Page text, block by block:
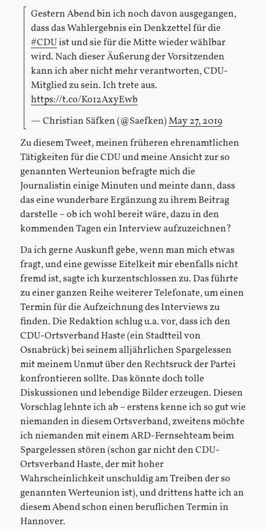
Gestern Abend bin ich noch davon ausgegangen,
dass das Wahlergebnis ein Denkzettel für die
#CDUist und sie für die Mitte wieder wählbar
wird. Nach dieser Äußerung der Vorsitzenden
kann ich aber nicht mehr verantworten, CDU-
Mitglied zu sein. Ich trete aus.
https://t.co/Ko12AxyEwb
— Christian Säfken (@Saefken)May 27, 2019
Zu diesem Tweet, meinen früheren ehrenamtlichen
Tätigkeiten für die CDU und meine Ansicht zur so
genannten Werteunion befragte mich die
Journalistin einige Minuten und meinte dann, dass
das eine wunderbare Ergänzung zu ihrem Beitrag
darstelle – ob ich wohl bereit wäre, dazu in den
kommenden Tagen ein Interview aufzuzeichnen?
Da ich gerne Auskunft gebe, wenn man mich etwas
fragt, und eine gewisse Eitelkeit mir ebenfalls nicht
fremd ist, sagte ich kurzentschlossen zu. Das führte
zu einer ganzen Reihe weiterer Telefonate, um einen
Termin für die Aufzeichnung des Interviews zu
finden. Die Redaktion schlug u.a. vor, dass ich den
CDU-Ortsverband Haste (ein Stadtteil von
Osnabrück) bei seinem alljährlichen Spargelessen
mit meinem Unmut über den Rechtsruck der Partei
konfrontieren sollte. Das könnte doch tolle
Diskussionen und lebendige Bilder erzeugen. Diesen
Vorschlag lehnte ich ab – erstens kenne ich so gut wie
niemanden in diesem Ortsverband, zweitens möchte
ich niemanden mit einem ARD-Fernsehteam beim
Spargelessen stören (schon gar nicht den CDU-
Ortsverband Haste, der mit hoher
Wahrscheinlichkeit unschuldig am Treiben der so
genannten Werteunion ist), und drittens hatte ich an
diesem Abend schon einen beruflichen Termin in
Hannover.